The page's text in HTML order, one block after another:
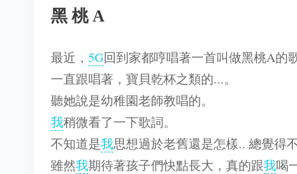
黑桃A
最近， 5G回到家都哼唱著一首叫做黑桃A的歌
一直跟唱著，寶貝乾杯之類的...。
聽她說是幼稚園老師教唱的。
我稍微看了一下歌詞。
不知道是我思想過於老舊還是怎樣.. 總覺得
雖然我期待著孩子們快點長大，真的跟我喝